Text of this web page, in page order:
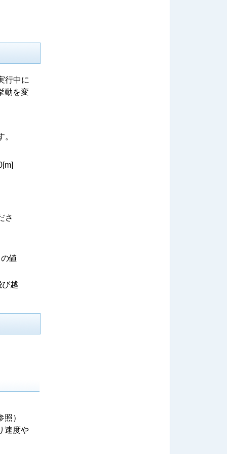
行中に
動を変
さ
値
越
）
速度や